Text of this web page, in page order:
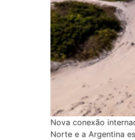
Nova conexão
Norte e a Argentina